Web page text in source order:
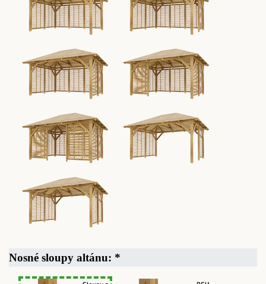
Nosné sloupy altánu: *